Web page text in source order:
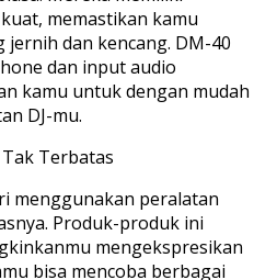
memastikan kamu
jernih dan kencang. DM-40
dan input audio
kamu untuk dengan mudah
DJ-mu.
Terbatas
menggunakan peralatan
Produk-produk ini
mengekspresikan
bisa mencoba berbagai